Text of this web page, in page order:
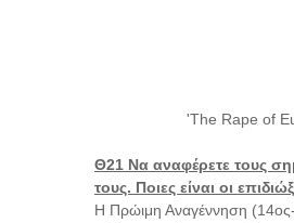
'The Rape of
Θ21 Να αναφέρετε τους
τους. Ποιες είναι οι
Η Πρώιμη Αναγέννηση